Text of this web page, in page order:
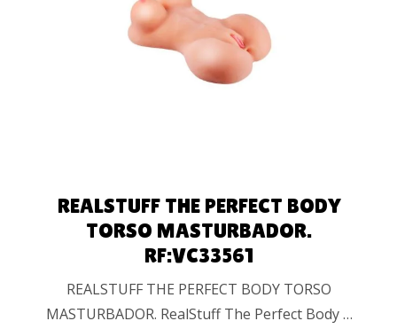
AÑADIR AL
CARRITO
REALSTUFF THE PERFECT BODY
TORSO MASTURBADOR.
RF:VC33561
REALSTUFF THE PERFECT BODY TORSO
MASTURBADOR. RealStuff The Perfect Body …